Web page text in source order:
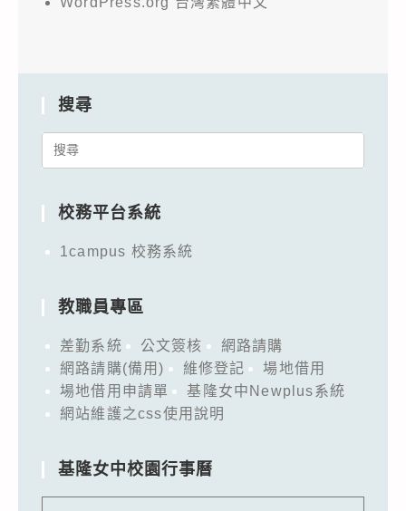
搜尋
Search
校務平台系統
1campus 校務系統
教職員專區
差勤系統 公文簽核
網路請購
網路請購(備用)
維修登記
場地借用
場地借用申請單
基隆女中Newplus系統
網站維護之css使用說明
基隆女中校園行事曆